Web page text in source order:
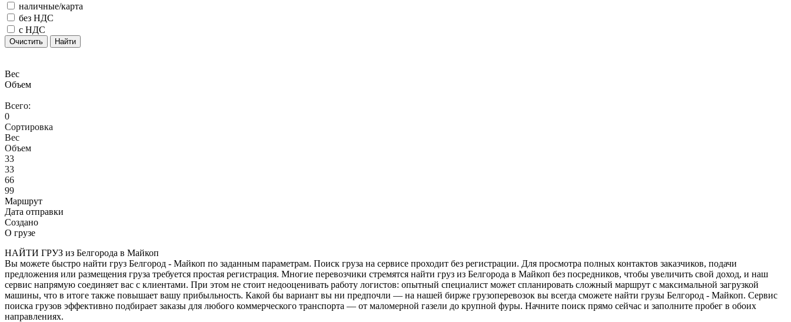
наличные/карта
без НДС
с НДС
Очистить Найти
Вес
Объем
Всего:
0
Сортировка
Вес
Объем
33
33
66
99
Маршрут
Дата отправки
Создано
О грузе
НАЙТИ ГРУЗ из Белгорода в Майкоп
Вы можете быстро найти груз Белгород - Майкоп по заданным параметрам. Поиск груза на сервисе проходит без регистрации. Для просмотра полных контактов заказчиков, подачи
предложения или размещения груза требуется простая регистрация. Многие перевозчики стремятся найти груз из Белгорода в Майкоп без посредников, чтобы увеличить свой доход, и наш
сервис напрямую соединяет вас с клиентами. При этом не стоит недооценивать работу логистов: опытный специалист может спланировать сложный маршрут с максимальной загрузкой
машины, что в итоге также повышает вашу прибыльность. Какой бы вариант вы ни предпочли — на нашей бирже грузоперевозок вы всегда сможете найти грузы Белгород - Майкоп. Сервис
поиска грузов эффективно подбирает заказы для любого коммерческого транспорта — от маломерной газели до крупной фуры. Начните поиск прямо сейчас и заполните пробег в обоих
направлениях.